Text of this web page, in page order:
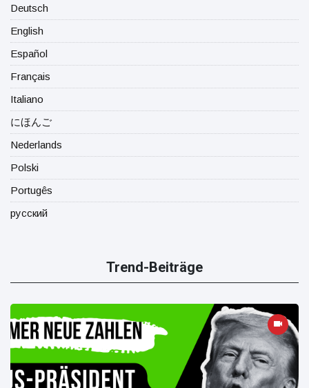
Deutsch
English
Español
Français
Italiano
にほんご
Nederlands
Polski
Portugês
русский
Trend-Beiträge